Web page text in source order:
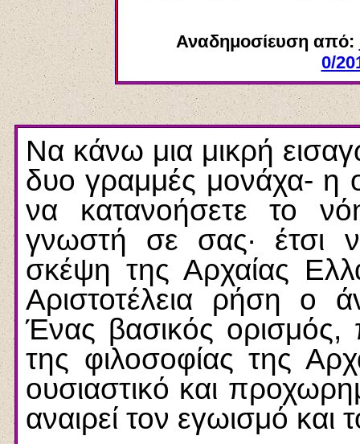
Αναδημοσίευση από:
0/
Να κάνω μια μικρή
δυο γραμμές μονάχα- η
να κατανοήσετε το
γνωστή σε σας· έτσι
σκέψη της Αρχαίας
Αριστοτέλεια ρήση ο
Ένας βασικός ορισμός,
της φιλοσοφίας της
ουσιαστικό και
αναιρεί τον εγωισμό και